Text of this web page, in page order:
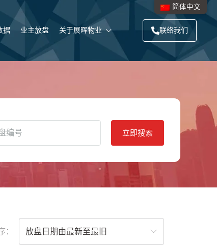
据 业主放盘 关于展晖物业 联络我们
立即搜索
： 放盘日期由最新至最旧
简体中文